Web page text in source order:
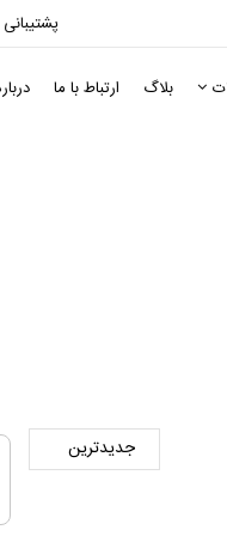
پشتیبانی
بلاگ ارتباط با ما